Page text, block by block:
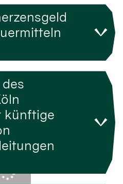
künftige